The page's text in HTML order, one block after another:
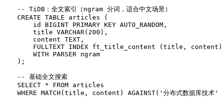
-- TiDB：全文索引（ngram 分词，适合中文场景）
CREATE TABLE articles (
    id BIGINT PRIMARY KEY AUTO_RANDOM,
    title VARCHAR(200),
    content TEXT,
FULLTEXT INDEX ft_title_content (title,
    WITH PARSER ngram
);
-- 基础全文搜索
SELECT * FROM articles
WHERE MATCH(title, content) AGAINST('分布式数据库技术'